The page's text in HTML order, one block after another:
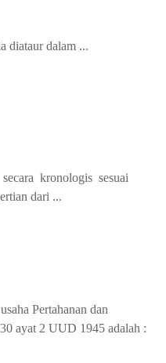
diataur dalam ...
secara kronologis sesuai
dari ...
Pertahanan dan
ayat 2 UUD 1945 adalah :